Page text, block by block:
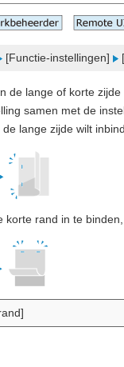
[Functie-instellingen]
de lange of korte
samen met de
lange zijde wilt
korte rand in te